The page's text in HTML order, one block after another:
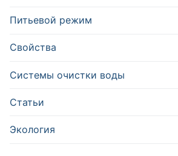
Питьевой режим
Свойства
Системы очистки воды
Статьи
Экология